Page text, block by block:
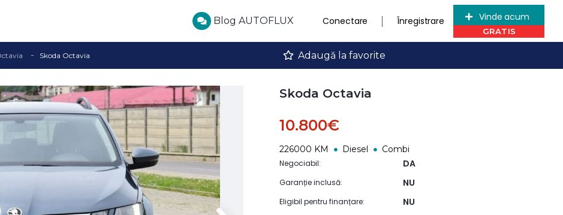
Blog AUTOFLUX Conectare Înregistrare Vinde acum
Skoda Octavia Adaugă la favorite
Skoda Octavia
10.800€
226000 KM Diesel Combi
Negociabil: DA
Garanție inclusă: NU
Eligibil pentru finanțare: NU